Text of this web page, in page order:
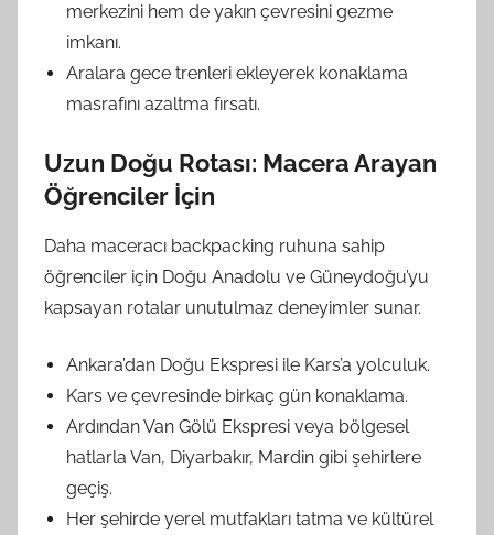
merkezini hem de yakın çevresini gezme
imkanı.
Aralara gece trenleri ekleyerek konaklama
masrafını azaltma fırsatı.
Uzun Doğu Rotası: Macera Arayan
Öğrenciler İçin
Daha maceracı backpacking ruhuna sahip
öğrenciler için Doğu Anadolu ve Güneydoğu’yu
kapsayan rotalar unutulmaz deneyimler sunar.
Ankara’dan Doğu Ekspresi ile Kars’a yolculuk.
Kars ve çevresinde birkaç gün konaklama.
Ardından Van Gölü Ekspresi veya bölgesel
hatlarla Van, Diyarbakır, Mardin gibi şehirlere
geçiş.
Her şehirde yerel mutfakları tatma ve kültürel